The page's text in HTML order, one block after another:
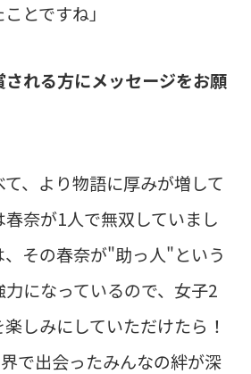
とですね」
される方にメッセージをお願
て、より物語に厚みが増して
奈が1人で無双していまし
、その春奈が"助っ人"という
力になっているので、女子2
しみにしていただけたら！
で出会ったみんなの絆が深